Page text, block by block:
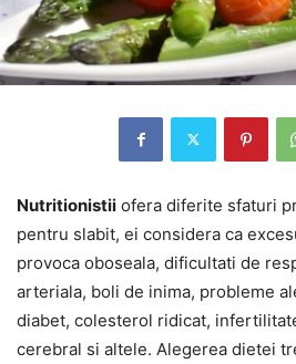
Nutritionistii ofera diferite sfaturi
pentru slabit, ei considera ca
provoca oboseala, dificultati de
arteriala, boli de inima, probleme
diabet, colesterol ridicat,
cerebral si altele. Alegerea dietei